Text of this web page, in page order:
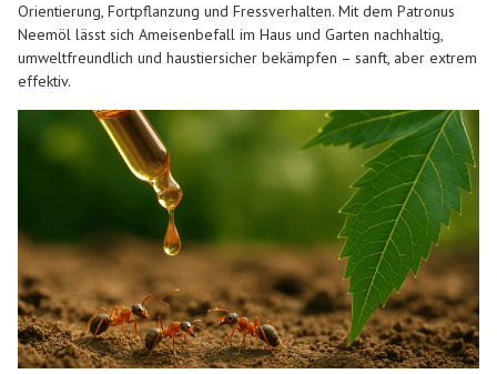
Orientierung, Fortpflanzung und Fressverhalten. Mit dem Patronus
Neemöl lässt sich Ameisenbefall im Haus und Garten nachhaltig,
umweltfreundlich und haustiersicher bekämpfen – sanft, aber extrem
effektiv.